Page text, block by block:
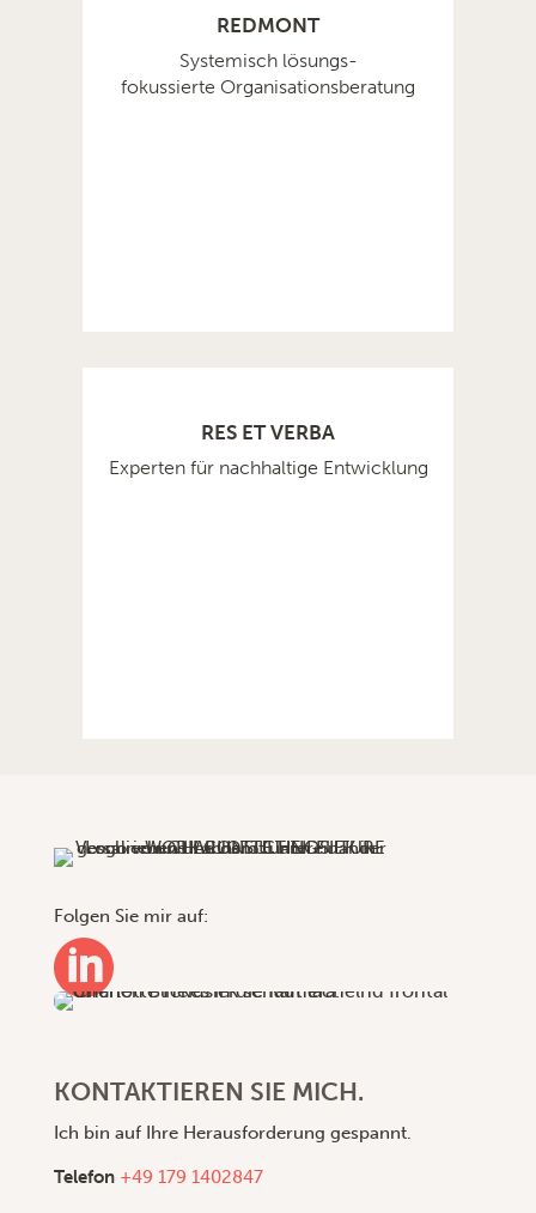
REDMONT
Systemisch lösungs-
fokussierte Organisationsberatung
RES ET VERBA
Experten für nachhaltige Entwicklung
Folgen Sie mir auf:

KONTAKTIEREN SIE MICH.
Ich bin auf Ihre Herausforderung gespannt.
Telefon +49 179 1402847